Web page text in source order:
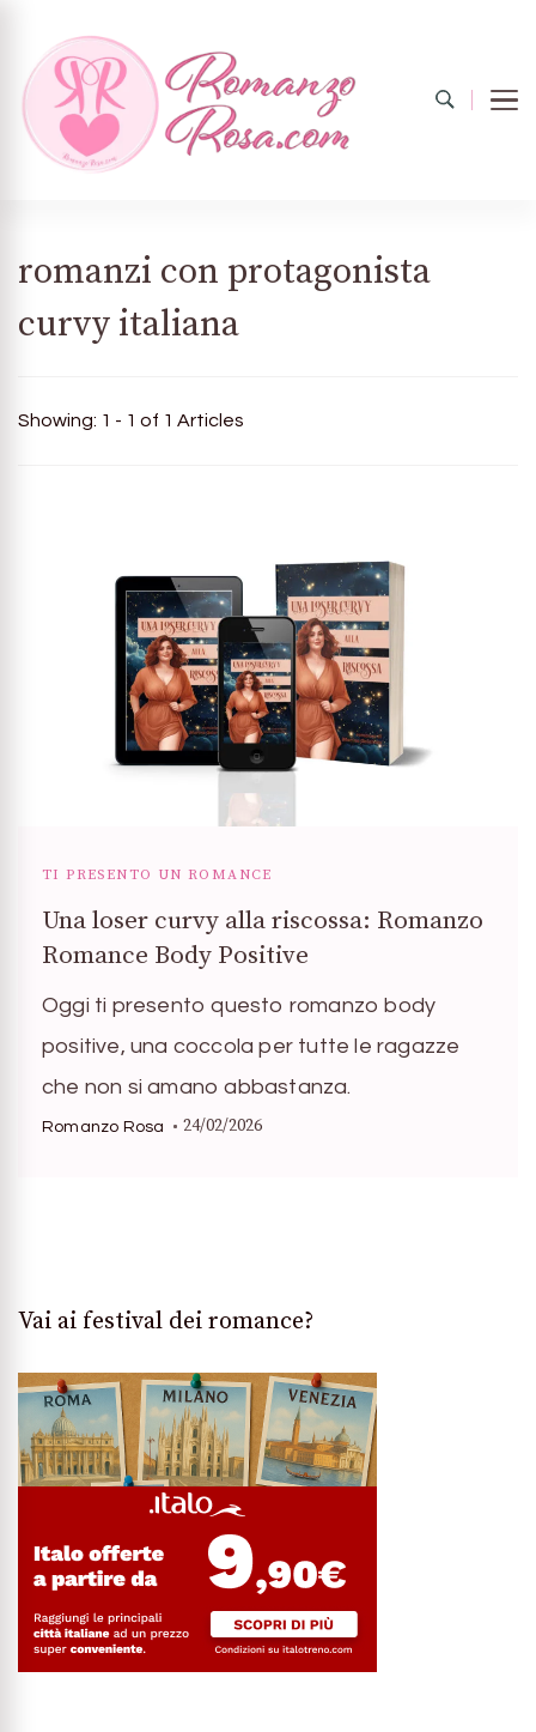
Romanzo
rosa.com
romanzi con protagonista
curvy italiana
Showing: 1 - 1 of 1 Articles
TI PRESENTO UN ROMANCE
Una loser curvy alla riscossa: Romanzo
Romance Body Positive
Oggi ti presento questo romanzo body
positive, una coccola per tutte le ragazze
che non si amano abbastanza.
Romanzo Rosa 24/02/2026
Vai ai festival dei romance?